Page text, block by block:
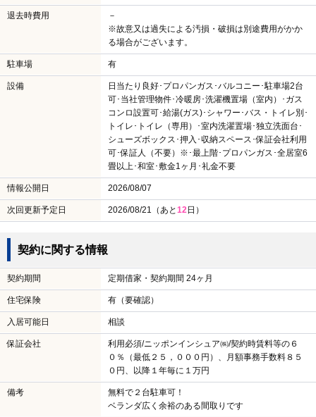
退去時費用
－
※故意又は過失による汚損・破損は別途費用がかか
る場合がございます。
駐車場 有
設備
日当たり良好･プロパンガス･バルコニー･駐車場2台
可･当社管理物件･冷暖房･洗濯機置場（室内）･ガス
コンロ設置可･給湯(ガス)･シャワー･バス・トイレ別･
トイレ･トイレ（専用）･室内洗濯置場･独立洗面台･
シューズボックス･押入･収納スペース･保証会社利用
可･保証人（不要）※･最上階･プロパンガス･全居室6
畳以上･和室･敷金1ヶ月･礼金不要
情報公開日 2026/08/07
次回更新予定日 2026/08/21（あと12日）
契約に関する情報
契約期間 定期借家・契約期間 24ヶ月
住宅保険 有（要確認）
入居可能日 相談
保証会社
利用必須/ニッポンインシュア㈱/契約時賃料等の６
０％（最低２５，０００円）、月額事務手数料８５
０円、以降１年毎に１万円
備考
無料で２台駐車可！
ベランダ広く余裕のある間取りです